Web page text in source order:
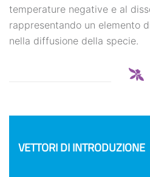
temperature negative e al
rappresentando un elemento
nella diffusione della specie.
VETTORI DI INTRODUZIONE